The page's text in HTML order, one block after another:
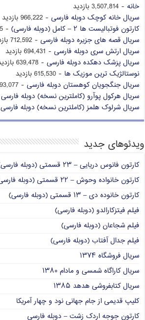
خانه - 3,507,814 بازدید
سریال خانه کوچک دوبله فارسی - 966,222 بازدید
کارتون فوتبالیست ها ۲ – کامل (دوبله فارسی)
- 834,945 بازدید
سریال قصه های جزیره دوبله فارسی - 712,592 بازدید
سریال ارتش سری دوبله فارسی - 694,431 بازدید
سریال پزشک دهکده دوبله فارسی - 639,478 بازدید
نوستالژیک ترین موزیک ها - 615,530 بازدید
سریال جنگجویان کوهستان دوبله فارسی - 593,077 بازدید
سریال هرکول پوآرو (کاملترین نسخه) دوبله فارسی
سریال شرلوک هلمز (کاملترین نسخه) دوبله فارسی
ویدئوهای جدید
کارتون فانوس دریایی – ۲۳ قسمتی (دوبله فارسی)
کارتون خانواده وحوش – ۲۲ قسمتی (دوبله فارسی)
کارتون خانوده دی – ۱۳ قسمتی (دوبله فارسی)
فیلم فیتزکارالدو (دوبله فارسی)
فیلم شجاعان (دوبله فارسی)
فیلم جدال آفتاب (دوبله فارسی)
سریال فروشگاه ۱۳۷۴
سریال کاراگاه شمسی و مادام ۱۳۸۰
سریال کتابفروشی هدهد ۱۳۸۵
کلیپ قدیمی از جام جهانی نود و چهار آمریکا
کارتون جوجه اردک زشت – دوبله فارسی